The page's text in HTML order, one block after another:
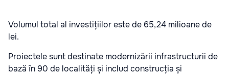
Volumul total al investițiilor este de 65,24 milioane de
lei.
Proiectele sunt destinate modernizării infrastructurii de
bază în 90 de localități și includ construcția și